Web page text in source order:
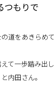
つもりで
道をあきらめ
て一歩踏み出
内田さん。